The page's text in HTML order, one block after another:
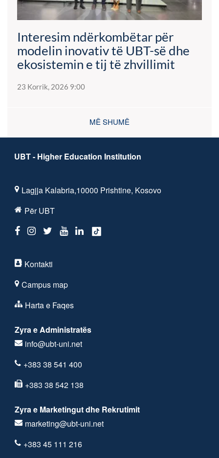
Interesim ndërkombëtar për
modelin inovativ të UBT-së dhe
ekosistemin e tij të zhvillimit
23 Korrik, 2026 9:00
MË SHUMË
UBT - Higher Education Institution
Lagjja Kalabria,10000 Prishtine, Kosovo
Për UBT
Kontakti
Campus map
Harta e Faqes
Zyra e Administratës
info@ubt-uni.net
+383 38 541 400
+383 38 542 138
Zyra e Marketingut dhe Rekrutimit
marketing@ubt-uni.net
+383 45 111 216